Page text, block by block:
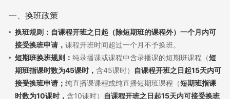
一、换班政策
换班规则：自课程开班之日起（除短期班的课程外）一个月内可
接受换班申请， 课程开班时间超过一个月不予换班。
短期班换班规则： 纯录播课或课程中含录播课的短期班课程（短
期班指课时数为45课时， 含45课时）
自课程开班之日起15天内可
接受换班申请； 纯直播课课程或纯直播短期班课程（短期班指课
时数为10课时， 含10课时）
自课程开班之日起15天内可接受换班